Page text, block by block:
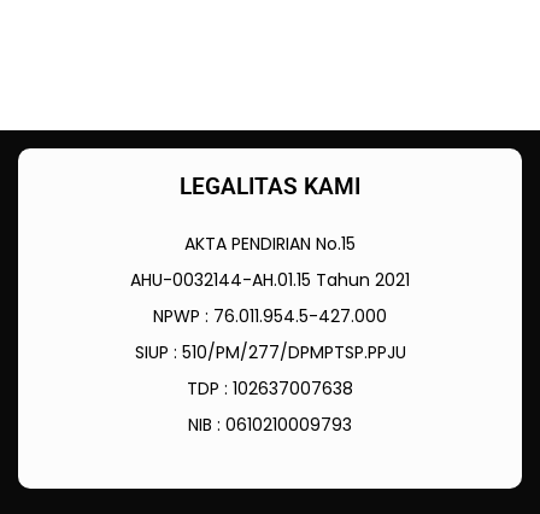
LEGALITAS KAMI
AKTA PENDIRIAN No.15
AHU-0032144-AH.01.15 Tahun 2021
NPWP : 76.011.954.5-427.000
SIUP : 510/PM/277/DPMPTSP.PPJU
TDP : 102637007638
NIB : 0610210009793